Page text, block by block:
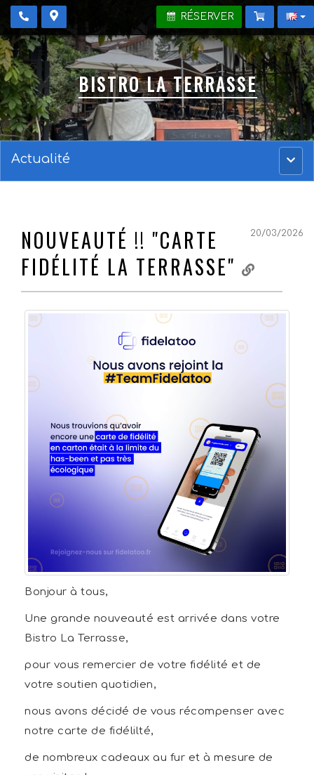
RÉSERVER
BISTRO LA TERRASSE
Menu
Actualité
20/03/2026
NOUVEAUTÉ !! "CARTE
FIDÉLITÉ LA TERRASSE"
Bonjour à tous,
Une grande nouveauté est arrivée dans votre
Bistro La Terrasse,
pour vous remercier de votre fidélité et de
votre soutien quotidien,
nous avons décidé de vous récompenser avec
notre carte de fidélilté,
de nombreux cadeaux au fur et à mesure de